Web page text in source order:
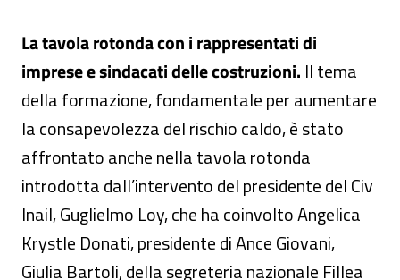
La tavola rotonda con i rappresentati di
imprese e sindacati delle costruzioni. Il tema
della formazione, fondamentale per aumentare
la consapevolezza del rischio caldo, è stato
affrontato anche nella tavola rotonda
introdotta dall’intervento del presidente del Civ
Inail, Guglielmo Loy, che ha coinvolto Angelica
Krystle Donati, presidente di Ance Giovani,
Giulia Bartoli, della segreteria nazionale Fillea